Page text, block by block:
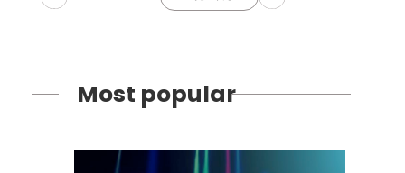
Most popular